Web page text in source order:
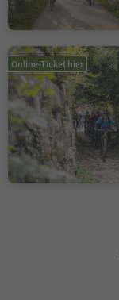
Online-Ticket hier